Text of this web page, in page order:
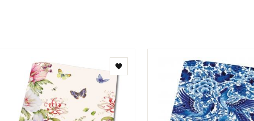
Toevoegen
aan
verlanglijst